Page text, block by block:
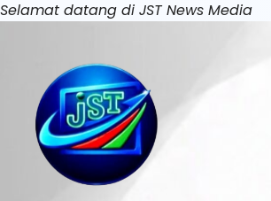
Selamat datang di JST News MediaSkip